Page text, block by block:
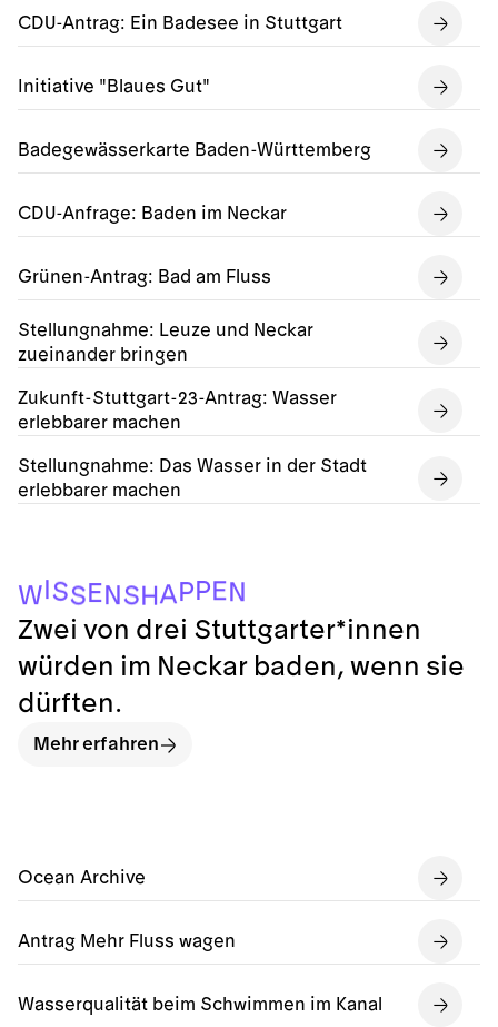
CDU-Antrag: Ein Badesee in Stuttgart
Initiative "Blaues Gut"
Badegewässerkarte Baden-Württemberg
CDU-Anfrage: Baden im Neckar
Grünen-Antrag: Bad am Fluss
Stellungnahme: Leuze und Neckar
zueinander bringen
Zukunft-Stuttgart-23-Antrag: Wasser
erlebbarer machen
Stellungnahme: Das Wasser in der Stadt
erlebbarer machen
Ocean Archive
Antrag Mehr Fluss wagen
Wasserqualität beim Schwimmen im Kanal
WISS ENSHAPPEN
Zwei von drei Stuttgarter*innen
würden im Neckar baden, wenn sie
dürften.
Mehr erfahren